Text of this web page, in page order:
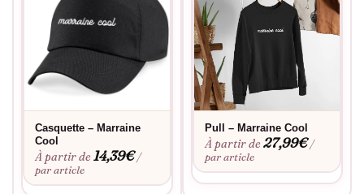
Casquette – Marraine
Cool
À partir de14,39€ /
par article
Pull – Marraine Cool
À partir de27,99€ /
par article